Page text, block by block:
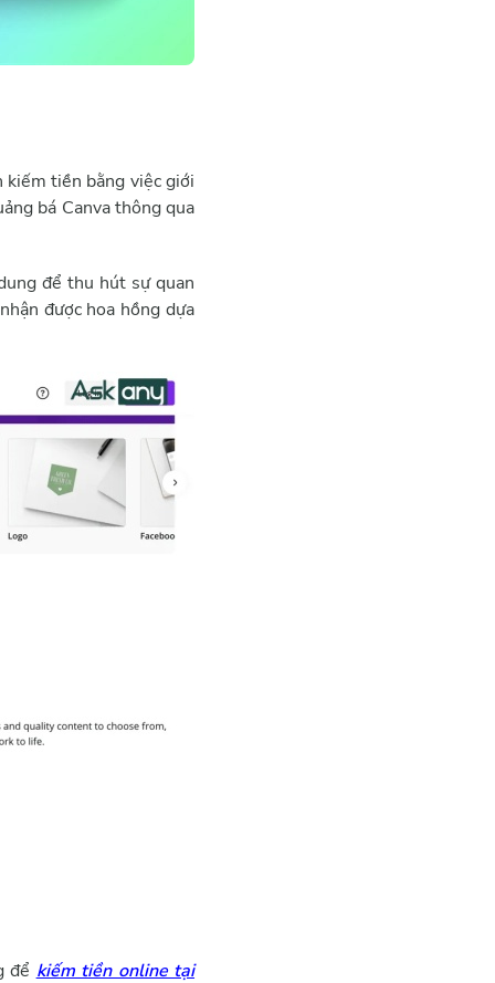
kiếm tiền bằng việc giới
bá Canva thông qua
để thu hút sự quan
được hoa hồng dựa
để kiếm tiền online tại